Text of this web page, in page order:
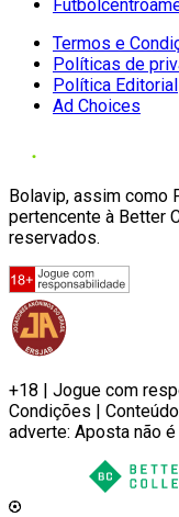
Termos e
Políticas de
Política Editorial
Ad Choices
Bolavip, assim como
pertencente à Better
reservados.
+18 | Jogue com
Condições |
adverte: Aposta não